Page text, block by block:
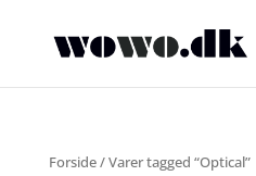
Forside/ Varer tagged “Optical”